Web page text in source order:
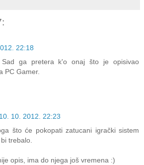
22:18
Sad ga pretera k'o onaj što je opisivao
PC Gamer.
10. 10. 2012. 22:23
što će pokopati zatucani igrački sistem
trebalo.
opis, ima do njega još vremena :)